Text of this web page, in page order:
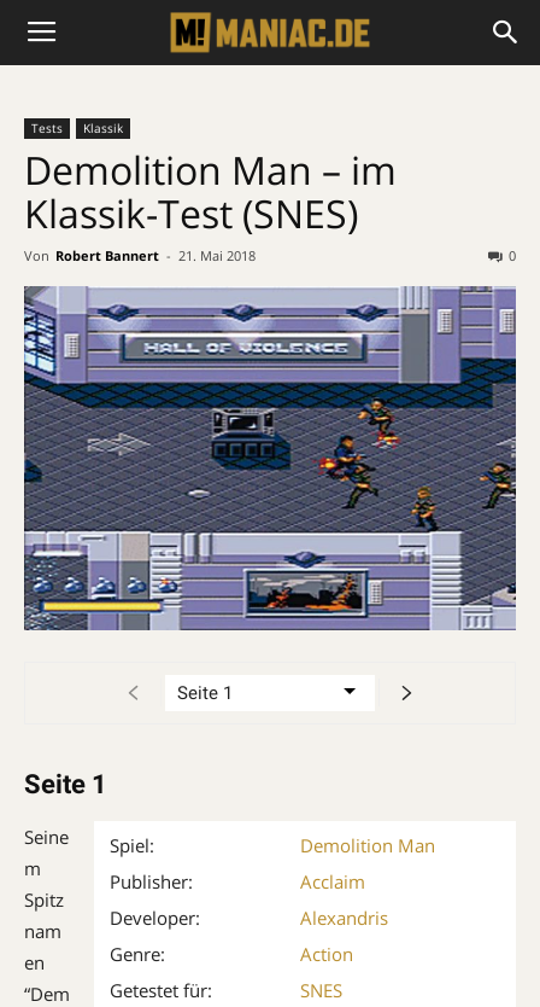
Tests Klassik
Demolition Man – im
Klassik-Test (SNES)
Von Robert Bannert - 21. Mai 2018 0
Seite 1
Spiel:
Demolition Man
Publisher:
Acclaim
Developer:
Alexandris
Genre:
Action
Getestet für:
SNES
Seine
m
Spitz
nam
en
“Dem